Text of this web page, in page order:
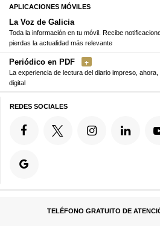
APLICACIONES MÓVILES
La Voz de Galicia
Toda la información en tu móvil. Recibe
pierdas la actualidad más relevante
Periódico en PDF
La experiencia de lectura del diario impreso, ahora,
digital
REDES SOCIALES
TELÉFONO GRATUITO DE